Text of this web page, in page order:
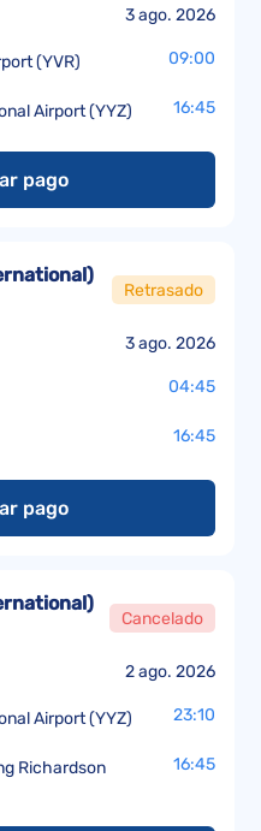
3 ago. 2026
(YVR) 09:00
Airport (YYZ) 16:45
pago
3 ago. 2026
Retrasado
04:45
16:45
pago
2 ago. 2026
Cancelado
Airport (YYZ) 23:10
Richardson
16:45